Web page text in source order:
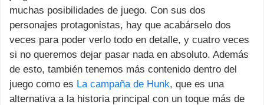
muchas posibilidades de juego. Con sus dos
personajes protagonistas, hay que acabárselo dos
veces para poder verlo todo en detalle, y cuatro veces
si no queremos dejar pasar nada en absoluto. Además
de esto, también tenemos más contenido dentro del
juego como es La campaña de Hunk, que es una
alternativa a la historia principal con un toque más de